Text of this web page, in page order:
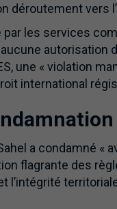
déroutement vers
les services
une « violation
international
a condamné «
flagrante des
l’intégrité